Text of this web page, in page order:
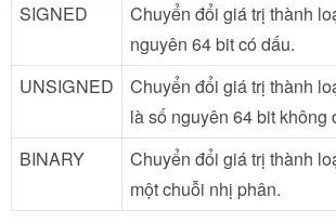
SIGNED
Chuyển đổi giá trị thành
nguyên 64 bit có dấu.
UNSIGNED
Chuyển đổi giá trị thành
là số nguyên 64 bit không
BINARY
Chuyển đổi giá trị thành
một chuỗi nhị phân.